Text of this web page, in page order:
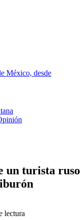
México, desde
un turista ruso
lectura